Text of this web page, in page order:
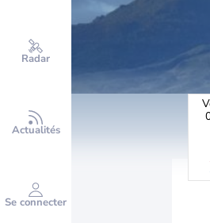
Radar
Actualités
Se connecter